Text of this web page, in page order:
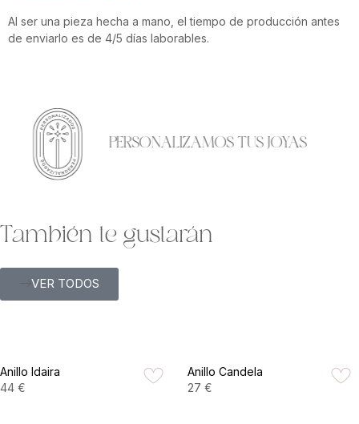
Al ser una pieza hecha a mano, el tiempo de producción antes
de enviarlo es de 4/5 días laborables.
PERSONALIZAMOS TUS JOYAS
También te gustarán
VER TODOS
Anillo Idaira
44 €
Anillo Candela
27 €